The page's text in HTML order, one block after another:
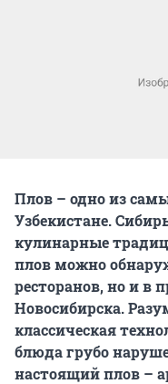
Плов – одно из
Узбекистане.
кулинарные
плов можно
ресторанов, но и в
Новосибирска.
классическая
блюда грубо
настоящий плов –